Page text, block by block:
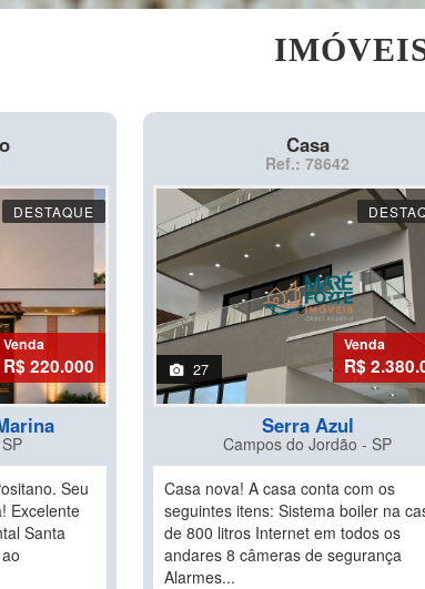
DESTAQUE
Venda
R$ 220.000
Seu
Excelente
Santa
Casa
Ref.: 78642
27
Venda
R$
Serra Azul
Campos do Jordão - SP
Casa nova! A casa conta com os
seguintes itens: Sistema boiler na
de 800 litros Internet em todos os
andares 8 câmeras de segurança
Alarmes...